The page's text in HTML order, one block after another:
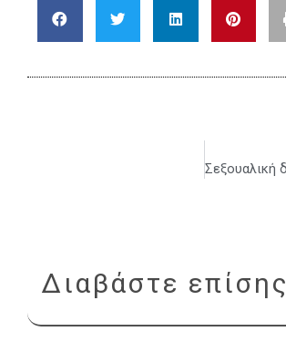
Διαβάστε επίσης